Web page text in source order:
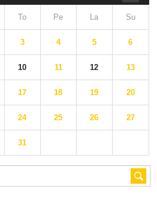
To Pe La Su
3 4 5 6
10 11 12 13
17 18 19 20
24 25 26 27
31